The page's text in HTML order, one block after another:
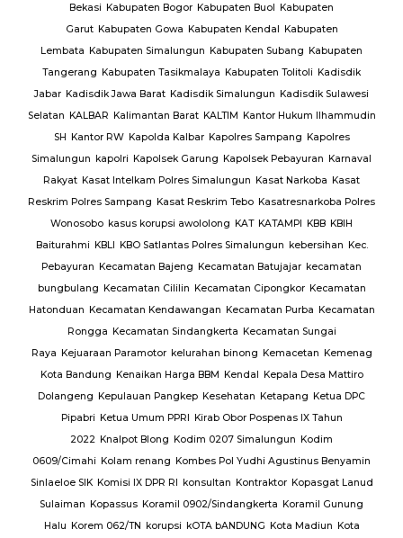
Bekasi Kabupaten Bogor Kabupaten Buol Kabupaten
Garut Kabupaten Gowa Kabupaten Kendal Kabupaten
Lembata Kabupaten Simalungun Kabupaten Subang Kabupaten
Tangerang Kabupaten Tasikmalaya Kabupaten Tolitoli Kadisdik
Jabar Kadisdik Jawa Barat Kadisdik Simalungun Kadisdik Sulawesi
Selatan KALBAR Kalimantan Barat KALTIM Kantor Hukum Ilhammudin
SH Kantor RW Kapolda Kalbar Kapolres Sampang Kapolres
Simalungun kapolri Kapolsek Garung Kapolsek Pebayuran Karnaval
Rakyat Kasat Intelkam Polres Simalungun Kasat Narkoba Kasat
Reskrim Polres Sampang Kasat Reskrim Tebo Kasatresnarkoba Polres
Wonosobo kasus korupsi awololong KAT KATAMPI KBB KBIH
Baiturahmi KBLI KBO Satlantas Polres Simalungun kebersihan Kec.
Pebayuran Kecamatan Bajeng Kecamatan Batujajar kecamatan
bungbulang Kecamatan Cililin Kecamatan Cipongkor Kecamatan
Hatonduan Kecamatan Kendawangan Kecamatan Purba Kecamatan
Rongga Kecamatan Sindangkerta Kecamatan Sungai
Raya Kejuaraan Paramotor kelurahan binong Kemacetan Kemenag
Kota Bandung Kenaikan Harga BBM Kendal Kepala Desa Mattiro
Dolangeng Kepulauan Pangkep Kesehatan Ketapang Ketua DPC
Pipabri Ketua Umum PPRI Kirab Obor Pospenas IX Tahun
2022 Knalpot Blong Kodim 0207 Simalungun Kodim
0609/Cimahi Kolam renang Kombes Pol Yudhi Agustinus Benyamin
Sinlaeloe SIK Komisi IX DPR RI konsultan Kontraktor Kopasgat Lanud
Sulaiman Kopassus Koramil 0902/Sindangkerta Koramil Gunung
Halu Korem 062/TN korupsi kOTA bANDUNG Kota Madiun Kota